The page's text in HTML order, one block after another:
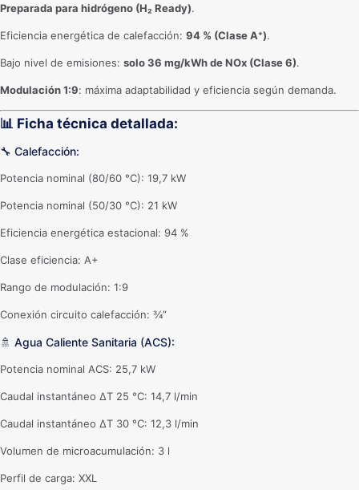
Preparada para hidrógeno (H₂ Ready).
Eficiencia energética de calefacción: 94 % (Clase A⁺).
Bajo nivel de emisiones: solo 36 mg/kWh de NOx (Clase 6).
Modulación 1:9: máxima adaptabilidad y eficiencia según demanda.
📊 Ficha técnica detallada:
🔧 Calefacción:
Potencia nominal (80/60 °C): 19,7 kW
Potencia nominal (50/30 °C): 21 kW
Eficiencia energética estacional: 94 %
Clase eficiencia: A+
Rango de modulación: 1:9
Conexión circuito calefacción: ¾”
🚿 Agua Caliente Sanitaria (ACS):
Potencia nominal ACS: 25,7 kW
Caudal instantáneo ΔT 25 °C: 14,7 l/min
Caudal instantáneo ΔT 30 °C: 12,3 l/min
Volumen de microacumulación: 3 l
Perfil de carga: XXL